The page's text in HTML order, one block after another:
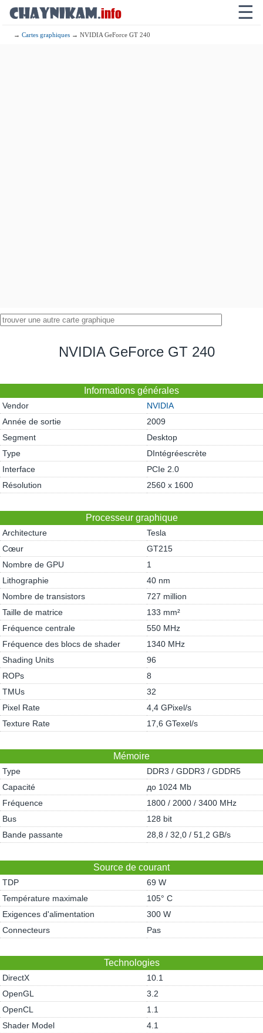
☰
→Cartes graphiques → NVIDIA GeForce GT 240
NVIDIA GeForce GT 240
Informations générales
Vendor
NVIDIA
Année de sortie
2009
Segment
Desktop
Type
DIntégréescrète
Interface
PCIe 2.0
Résolution
2560 x 1600
Processeur graphique
Architecture
Tesla
Cœur
GT215
Nombre de GPU
1
Lithographie
40 nm
Nombre de transistors
727 million
Taille de matrice
133 mm²
Fréquence centrale
550 MHz
Fréquence des blocs de shader
1340 MHz
Shading Units
96
ROPs
8
TMUs
32
Pixel Rate
4,4 GPixel/s
Texture Rate
17,6 GTexel/s
Mémoire
Type
DDR3 / GDDR3 / GDDR5
Capacité
до 1024 Mb
Fréquence
1800 / 2000 / 3400 MHz
Bus
128 bit
Bande passante
28,8 / 32,0 / 51,2 GB/s
Source de courant
TDP
69 W
Température maximale
105° C
Exigences d'alimentation
300 W
Connecteurs
Pas
Technologies
DirectX
10.1
OpenGL
3.2
OpenCL
1.1
Shader Model
4.1